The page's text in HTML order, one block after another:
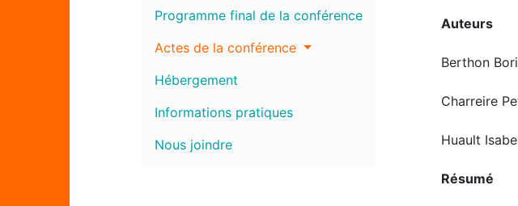
Programme final de la conférence
Actes de la conférence
Hébergement
Informations pratiques
Nous joindre
Auteurs
Berthon
Charreire
Huault
Résumé